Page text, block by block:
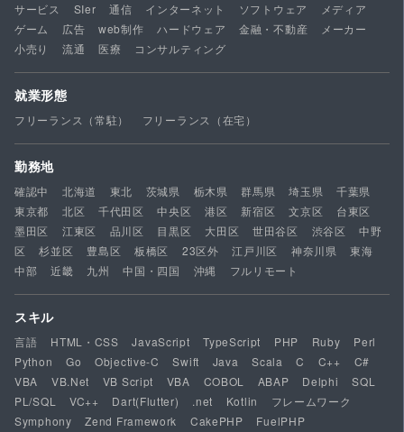
サービス SIer 通信 インターネット ソフトウェア
メディア
ゲーム
広告 web制作 ハードウェア 金融・不動産
メーカー
小売り
流通 医療 コンサルティング
就業形態
フリーランス（常駐） フリーランス（在宅）
勤務地
確認中 北海道 東北 茨城県 栃木県 群馬県 埼玉県
千葉県
東京都
北区 千代田区 中央区 港区 新宿区 文京区
台東区
墨田区
江東区 品川区 目黒区 大田区 世田谷区 渋谷区
中野
区
杉並区 豊島区 板橋区 23区外 江戸川区 神奈川県
東海
中部
近畿 九州 中国・四国 沖縄 フルリモート
スキル
言語 HTML・CSS JavaScript TypeScript PHP Ruby
Perl
Python
Go Objective-C Swift Java Scala C C++
C#
VBA
VB.Net VB Script VBA COBOL ABAP Delphi
SQL
PL/SQL
VC++ Dart(Flutter) .net Kotlin
フレームワーク
Symphony
Zend Framework CakePHP
FuelPHP